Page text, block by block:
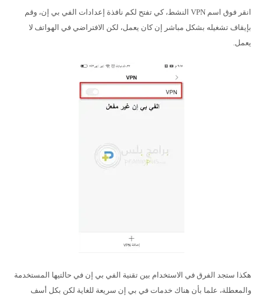
انقر فوق اسم VPN النشط، كي تفتح لكم نافذة إعدادات الفي بي إن، وقم
بإيقاف تشغيله بشكل مباشر إن كان يعمل، لكن الافتراضي في الهواتف لا
يعمل.
هكذا ستجد الفرق في الاستخدام بين تقنية الفي بي إن في حالتيها المستخدمة
والمعطلة، علما بأن هناك خدمات في بي إن سريعة للغاية لكن بكل أسف